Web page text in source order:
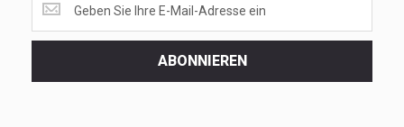
the
latest
ABONNIEREN